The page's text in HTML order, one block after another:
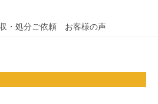
収・処分ご依頼 お客様の声